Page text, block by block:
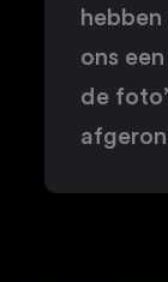
ons
de